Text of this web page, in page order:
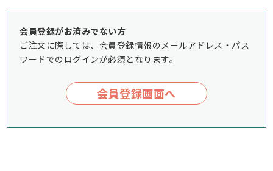
会員登録がお済みでない方
ご注文に際しては、会員登録情報のメールアドレス・パス
ワードでのログインが必須となります。
会員登録画面へ